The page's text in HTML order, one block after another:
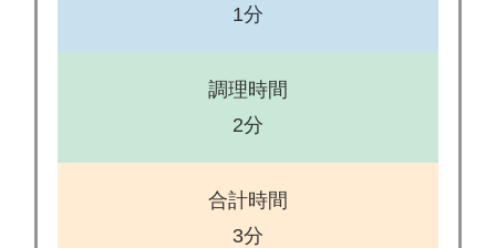
1分
調理時間
2分
合計時間
3分